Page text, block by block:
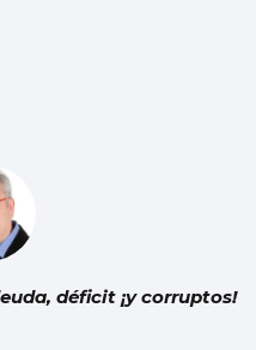
déficit ¡y corruptos!